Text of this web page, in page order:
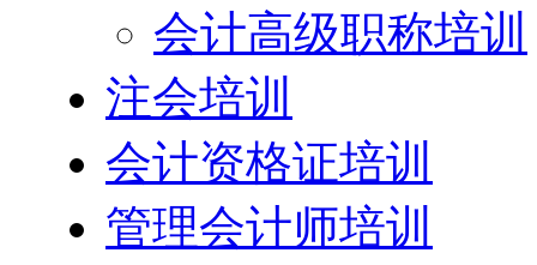
会计高级职称培训
注会培训
会计资格证培训
管理会计师培训